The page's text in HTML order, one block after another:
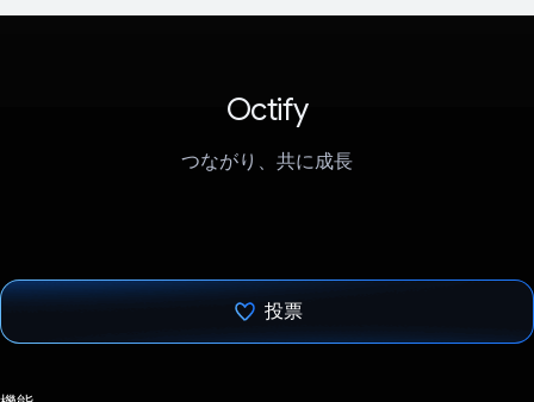
Octify
つながり、共に成長
投票